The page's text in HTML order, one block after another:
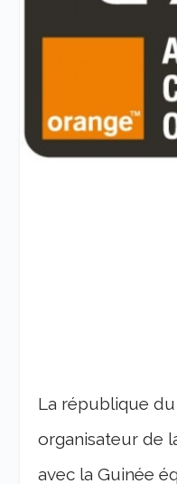
La république
organisateur de
avec la Guinée